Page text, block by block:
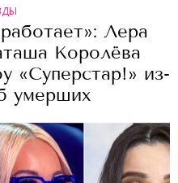
Лера
Королёва
«Суперстар!» из-
умерших